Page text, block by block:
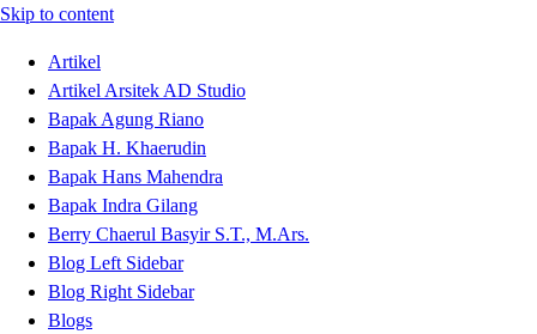
Skip to content
Artikel
Artikel Arsitek AD Studio
Bapak Agung Riano
Bapak H. Khaerudin
Bapak Hans Mahendra
Bapak Indra Gilang
Berry Chaerul Basyir S.T., M.Ars.
Blog Left Sidebar
Blog Right Sidebar
Blogs